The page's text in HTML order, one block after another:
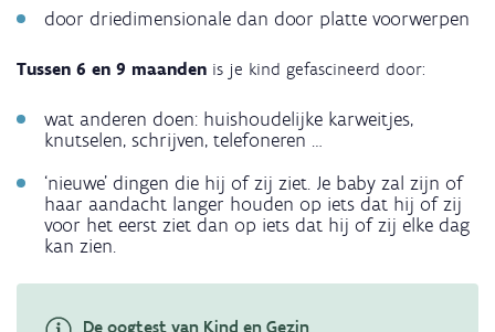
door driedimensionale dan door platte voorwerpen
Tussen 6 en 9 maanden is je kind gefascineerd door:
wat anderen doen: huishoudelijke karweitjes,
knutselen, schrijven, telefoneren …
‘nieuwe’ dingen die hij of zij ziet. Je baby zal zijn of
haar aandacht langer houden op iets dat hij of zij
voor het eerst ziet dan op iets dat hij of zij elke dag
kan zien.
De oogtest van Kind en Gezin